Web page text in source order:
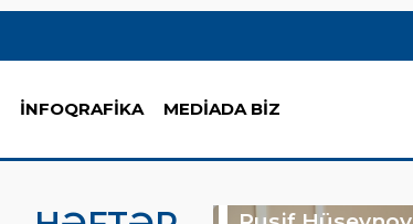
İNFOQRAFİKA MEDİADA BİZ